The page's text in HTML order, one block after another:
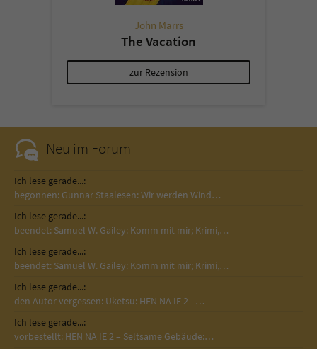
John Marrs
The Vacation
zur Rezension
Neu im Forum
Ich lese gerade...:
begonnen: Gunnar Staalesen: Wir werden Wind…
Ich lese gerade...:
beendet: Samuel W. Gailey: Komm mit mir; Krimi,…
Ich lese gerade...:
beendet: Samuel W. Gailey: Komm mit mir; Krimi,…
Ich lese gerade...:
den Autor vergessen: Uketsu: HEN NA IE 2 –…
Ich lese gerade...:
vorbestellt: HEN NA IE 2 – Seltsame Gebäude:…